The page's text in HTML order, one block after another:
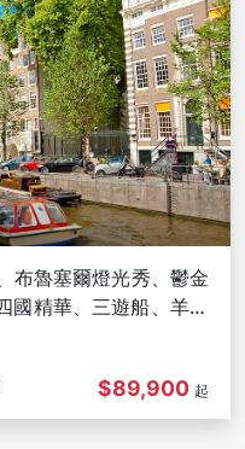
布魯塞爾燈光秀、鬱金
國精華、三遊船、羊角
$89,900 起